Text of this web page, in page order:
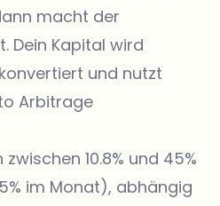
macht der
Dein Kapital wird
und nutzt
Arbitrage
10.8% und 45%
im Monat), abhängig